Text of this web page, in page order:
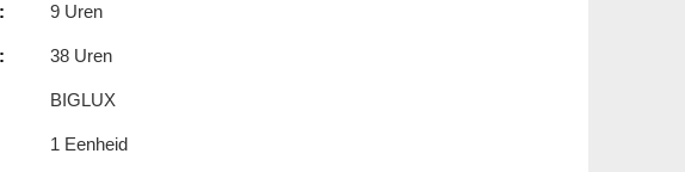
9 Uren
38 Uren
BIGLUX
1 Eenheid